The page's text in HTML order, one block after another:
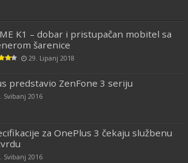
K1 – dobar i pristupačan mobitel sa
šarenice
29. Lipanj 2018
predstavio ZenFone 3 seriju
Svibanj 2016
za OnePlus 3 čekaju službenu
Svibanj 2016